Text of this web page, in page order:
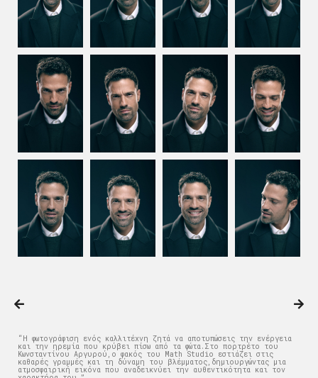
“Η φωτογράφιση ενός καλλιτέχνη ζητά να αποτυπώσεις την ενέργεια
και την ηρεμία που κρύβει πίσω από τα φώτα.Στο πορτρέτο του
Κωνσταντίνου Αργυρού,ο φακός του Math Studio εστιάζει στις
καθαρές γραμμές και τη δύναμη του βλέμματος,δημιουργώντας μια
ατμοσφαιρική εικόνα που αναδεικνύει την αυθεντικότητα και τον